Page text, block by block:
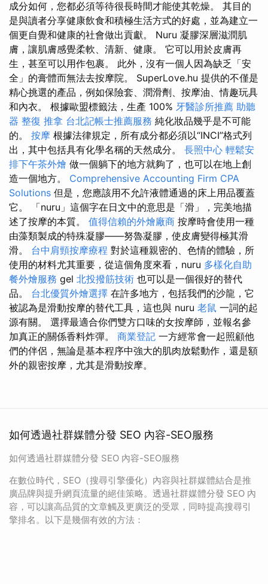
成分如何，您都必須等待很長時間才能使其乾燥。 其目的
是與讀者分享健康飲食和積極生活方式的好處，並為建立一
個更自覺和健康的社會做出貢獻。 Nuru 凝膠深層滋潤肌
膚，讓肌膚感覺柔軟、清新、健康。 它可以用於皮膚再
生，甚至可以用作包裹。 此外，沒有一個人因為缺乏「安
全」的膏體而無法去按摩院。 SuperLove.hu 提供的不僅是
精心挑選的產品，例如保險套、潤滑劑、按摩油、情趣玩具
和內衣。 根據歐盟標籤法，生產 100% 牙醫診所推薦 助聽
器 整復 推拿 台北記帳士推薦服務 純化妝品幾乎是不可能
的。 按摩 根據法律規定，所有成分都必須以“INCI”格式列
出，其中包括具有化學名稱的天然成分。 長照中心 輕鬆安
排下午茶外燴 做一個躺下的地方就夠了，也可以在地上創
造一個地方。 Comprehensive Accounting Firm CPA
Solutions 但是，您應該用不允許液體通過的床上用品覆蓋
它。 「nuru」這個字在日文中的意思是「滑」，完美地描
述了按摩的本質。 值得信賴的外燴廠商 按摩時會使用一種
由藻類製成的特殊凝膠——努魯凝膠，使皮膚變得極其滑
滑。 台中肩頸按摩療程 對於這種親密的、色情的體驗，所
使用的材料尤其重要，從這個角度來看，nuru 多樣化自助
餐外燴服務 gel 北投撥筋技術 也可以是一個很好的替代
品。 台北優質外燴選擇 在許多地方，包括我們的沙龍，它
被認為是滑動按摩的替代工具，這也與 nuru 老鼠 一詞的起
源有關。 選擇最適合你們雙方口味的女按摩師，並報名參
加真正的關係香料炸彈。 商業登記 一方經常會一起照顧他
們的伴侶，無論是基本程序中強大的肌肉放鬆動作，還是額
外的親密按摩，尤其是滑動按摩。
如何透過社群媒體分發 SEO 內容-SEO服務
如何透過社群媒體分發 SEO 內容-SEO服務
在數位時代，SEO（搜尋引擎優化）內容與社群媒體結合是推
廣品牌與提升網頁流量的絕佳策略。透過社群媒體分發 SEO 內
容，可以讓高品質的文章觸及更廣泛的受眾，同時提高搜尋引
擎排名。以下是幾個有效的方法：